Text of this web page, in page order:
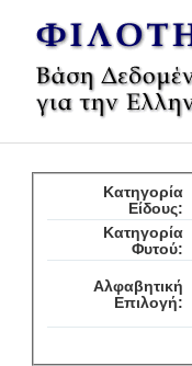
Κατηγορία
Είδους:
Κατηγορία
Φυτού:
Αλφαβητική
Επιλογή: